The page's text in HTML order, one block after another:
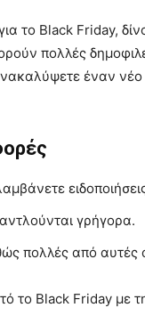
το Black Friday,
πολλές
έναν
γρήγορα.
πολλές από αυτές
το Black Friday με